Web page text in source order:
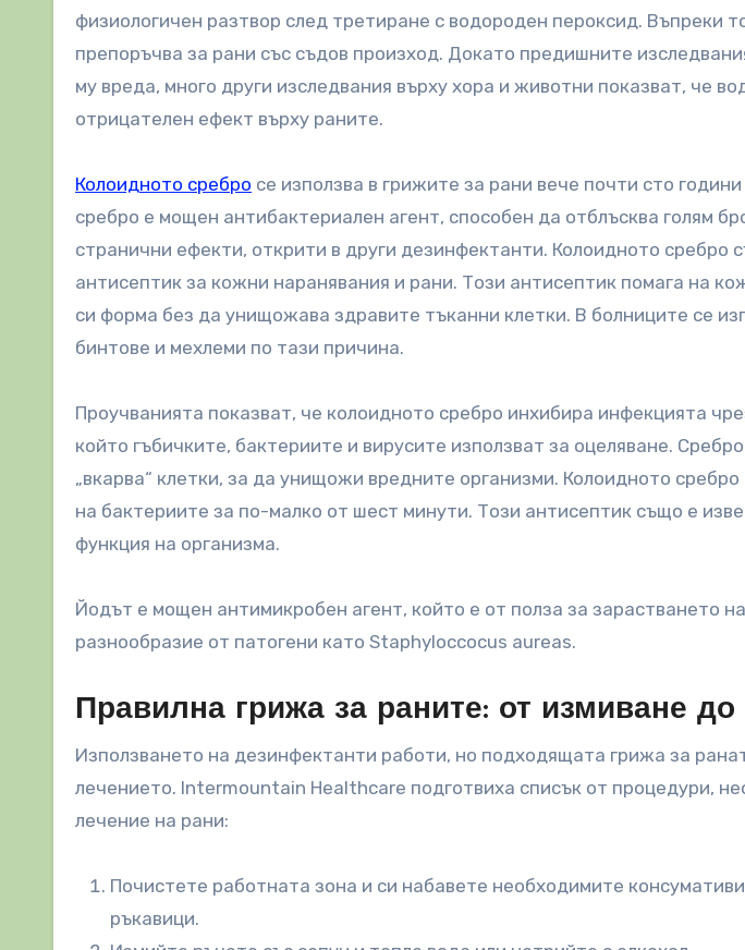
физиологичен разтвор след третиране с водороден пероксид. Въпреки
препоръчва за рани със съдов произход. Докато предишните
му вреда, много други изследвания върху хора и животни показват, че
отрицателен ефект върху раните.
Колоидното сребро се използва в грижите за рани вече почти сто
сребро е мощен антибактериален агент, способен да отблъсква голям
странични ефекти, открити в други дезинфектанти. Колоидното сребро
антисептик за кожни наранявания и рани. Този антисептик помага на
си форма без да унищожава здравите тъканни клетки. В болниците се
бинтове и мехлеми по тази причина.
Проучванията показват, че колоидното сребро инхибира инфекцията
който гъбичките, бактериите и вирусите използват за оцеляване.
„вкарва“ клетки, за да унищожи вредните организми. Колоидното
на бактериите за по-малко от шест минути. Този антисептик също е
функция на организма.
Йодът е мощен антимикробен агент, който е от полза за зарастването
разнообразие от патогени като Staphyloccocus aureas.
Правилна грижа за раните: от измиване
Използването на дезинфектанти работи, но подходящата грижа за
лечението. Intermountain Healthcare подготвиха списък от процедури,
лечение на рани:
Почистете работната зона и си набавете необходимите
ръкавици.